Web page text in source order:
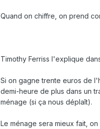
Quand on chiffre, on prend
Timothy Ferriss l'explique
Si on gagne trente euros de
demi-heure de plus dans un
ménage (si ça nous déplaît).
Le ménage sera mieux fait,